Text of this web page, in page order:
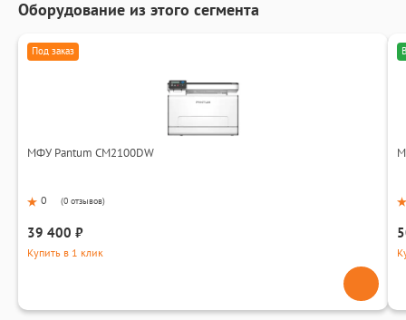
Оборудование из этого сегмента
Под заказ
МФУ Pantum CM2100DW
0 (0 отзывов)
39 400 ₽
Купить в 1 клик